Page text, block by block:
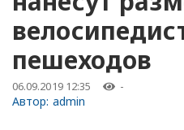
пешеходов
06.09.2019 12:35 -
Автор: admin